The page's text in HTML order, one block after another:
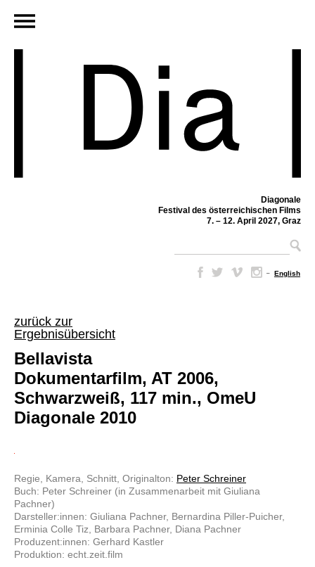
Diagonale
Festival des österreichischen Films
7. – 12. April 2027, Graz
– English
zurück zur
Ergebnisübersicht
Bellavista
Dokumentarfilm, AT 2006,
Schwarzweiß, 117 min., OmeU
Diagonale 2010
Regie, Kamera, Schnitt, Originalton: Peter Schreiner
Buch: Peter Schreiner (in Zusammenarbeit mit Giuliana
Pachner)
Darsteller:innen: Giuliana Pachner, Bernardina Piller-Puicher,
Erminia Colle Tiz, Barbara Pachner, Diana Pachner
Produzent:innen: Gerhard Kastler
Produktion: echt.zeit.film